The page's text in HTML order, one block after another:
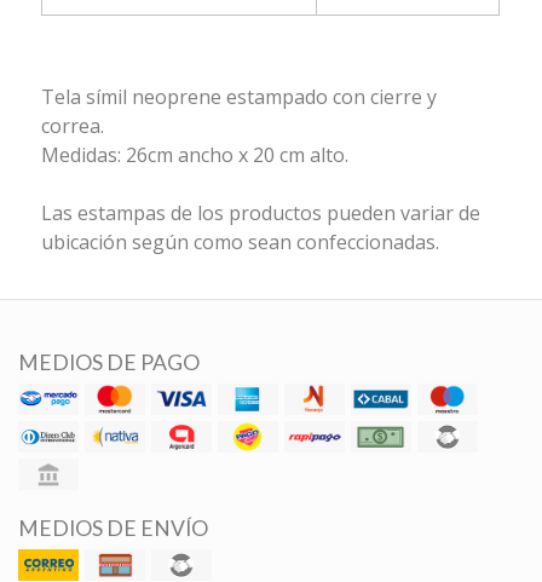
Tela símil neoprene estampado con cierre y
correa.
Medidas: 26cm ancho x 20 cm alto.
Las estampas de los productos pueden variar de
ubicación según como sean confeccionadas.
MEDIOS DE PAGO
MEDIOS DE ENVÍO